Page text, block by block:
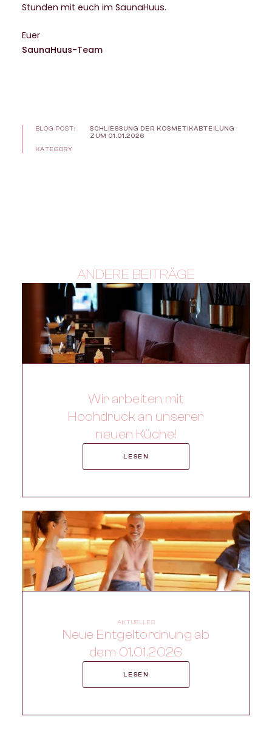
Stunden mit euch im SaunaHuus.
Euer
SaunaHuus-Team
BLOG-POST:
SCHLIESSUNG DER KOSMETIKABTEILUNG Z
UM 01.01.2026
KATEGORY
ANDERE BEITRÄGE
Wir arbeiten mit
Hochdruck an unserer
neuen Küche!
LESEN
AKTUELLES
Neue Entgeltordnung ab
dem 01.01.2026
LESEN